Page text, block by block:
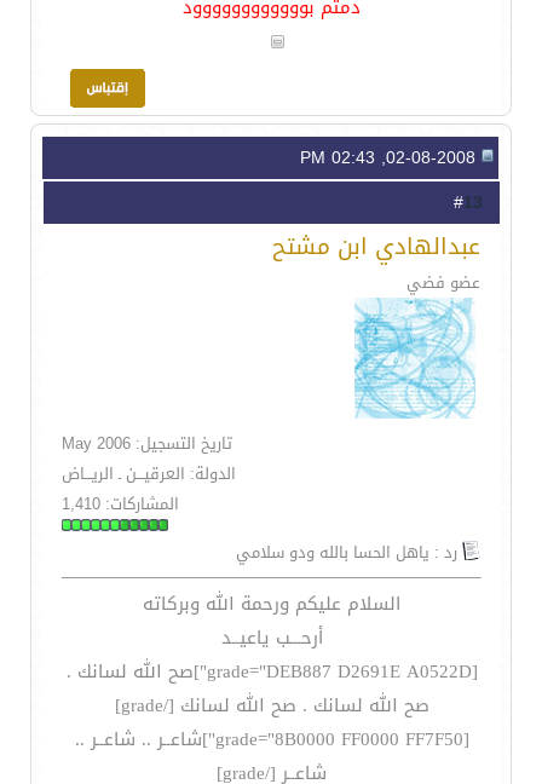
دمتم بوووووووووووود
13
عبدالهادي ابن مشتح
عضو فضي
تاريخ التسجيل: May 2006
الدولة: العرقيـــن ـ الريـــاض
المشاركات: 1,410
رد : ياهل الحسا بالله ودو سلامي
السلام عليكم ورحمة الله وبركاته
أرحـــب ياعيــد
[grade="DEB887 D2691E A0522D"]صح الله لسانك .
صح الله لسانك . صح الله لسانك [/grade]
[grade="8B0000 FF0000 FF7F50"]شاعــر .. شاعــر ..
شاعــر [/grade]